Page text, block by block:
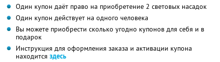
Один купон даёт право на приобретение 2 световых насадок
Один купон действует на одного человека
Вы можете приобрести сколько угодно купонов для себя и в
подарок
Инструкция для оформления заказа и активации купона
находится здесь